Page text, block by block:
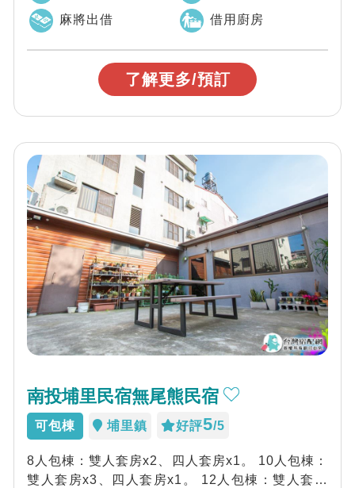
麻將出借 借用廚房
了解更多/預訂
南投埔里民宿無尾熊民宿
可包棟 埔里鎮 好評5/5
8人包棟：雙人套房x2、四人套房x1。 10人包棟：
雙人套房x3、四人套房x1。 12人包棟：雙人套房